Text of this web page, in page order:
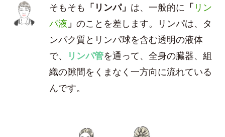
そもそも 「リンパ」 は、一般的に 「 リン
パ液 」のことを差します。リンパは、タ
ンパク質とリンパ球を含む透明の液体
で、
リンパ管を通って、全身の臓器、組
織の隙間をくまなく一方向に流れている
んです。